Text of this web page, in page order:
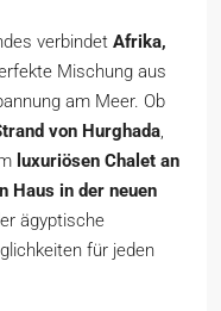
verbindet Afrika,
Mischung aus
am Meer. Ob
von Hurghada,
luxuriösen Chalet an
Haus in der neuen
ägyptische
für jeden